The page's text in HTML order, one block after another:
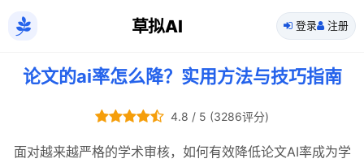
草拟AI 登录 注册
论文的ai率怎么降？实用方法与技巧指南
4.8 / 5 (3286评分)
面对越来越严格的学术审核，如何有效降低论文AI率成为学